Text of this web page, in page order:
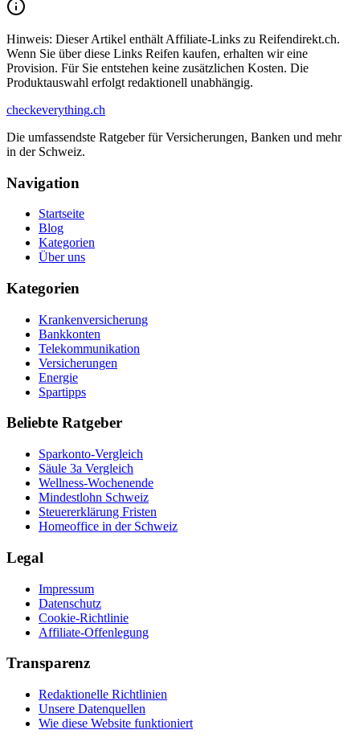
Hinweis: Dieser Artikel enthält Affiliate-Links zu Reifendirekt.ch.
Wenn Sie über diese Links Reifen kaufen, erhalten wir eine
Provision. Für Sie entstehen keine zusätzlichen Kosten. Die
Produktauswahl erfolgt redaktionell unabhängig.
checkeverything.ch
Die umfassendste Ratgeber für Versicherungen, Banken und mehr
in der Schweiz.
Navigation
Startseite
Blog
Kategorien
Über uns
Kategorien
Krankenversicherung
Bankkonten
Telekommunikation
Versicherungen
Energie
Spartipps
Beliebte Ratgeber
Sparkonto-Vergleich
Säule 3a Vergleich
Wellness-Wochenende
Mindestlohn Schweiz
Steuererklärung Fristen
Homeoffice in der Schweiz
Legal
Impressum
Datenschutz
Cookie-Richtlinie
Affiliate-Offenlegung
Transparenz
Redaktionelle Richtlinien
Unsere Datenquellen
Wie diese Website funktioniert